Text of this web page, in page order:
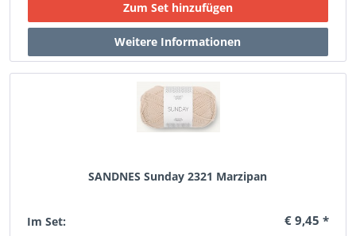
SANDNES Sunday 2321 Marzipan
Im Set: € 9,45 *